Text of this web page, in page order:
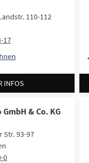
110-112
17
INFOS
& Co. KG
Str. 93-97
0